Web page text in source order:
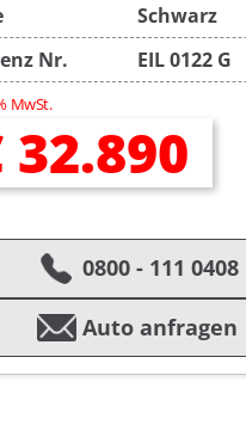
Schwarz
Nr.
EIL 0122 G
MwSt.
32.890
0800 - 111 0408
Auto anfragen